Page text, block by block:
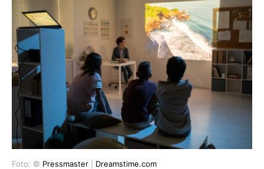
Foto: © Pressmaster Dreamstime.com